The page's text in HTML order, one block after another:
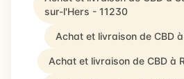
sur-l'Hers - 11230
Achat et livraison de CBD
Achat et livraison de CBD à